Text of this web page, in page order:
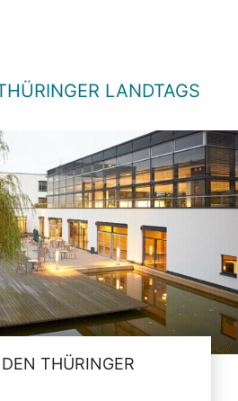
LANDTAGS
THÜRINGER